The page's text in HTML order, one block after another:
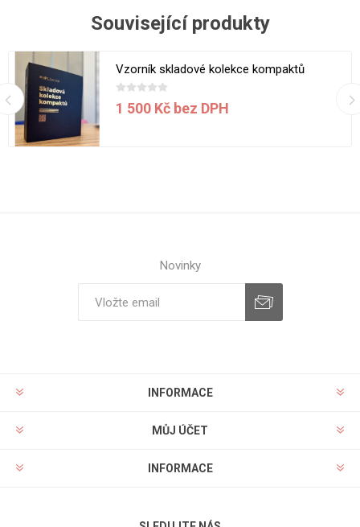
Související produkty
Vzorník skladové kolekce kompaktů
1 500 Kč bez DPH
Novinky
INFORMACE
MŮJ ÚČET
INFORMACE